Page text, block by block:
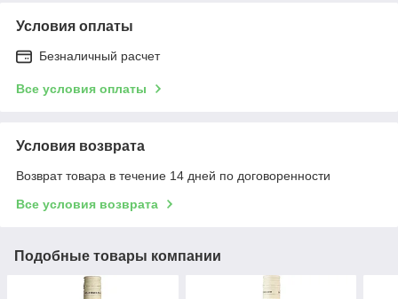
Условия оплаты
Безналичный расчет
Все условия оплаты
Условия возврата
Возврат товара в течение 14 дней по договоренности
Все условия возврата
Подобные товары компании